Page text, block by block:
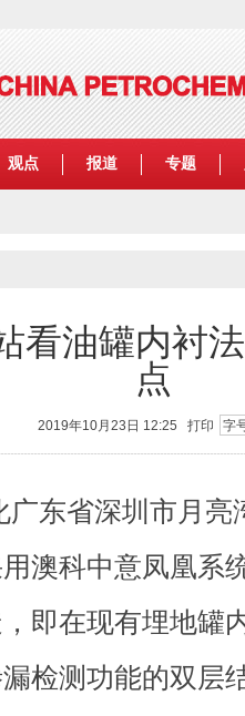
观点 报道 专题
看油罐内衬
点
2019年10月23日 12:25 打印 字
省深圳市月亮
澳科中意凤凰系
即在现有埋地罐
检测功能的双层